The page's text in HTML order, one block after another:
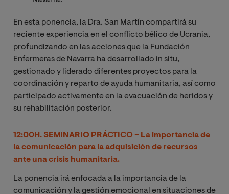
En esta ponencia, la Dra. San Martín compartirá su
reciente experiencia en el conflicto bélico de Ucrania,
profundizando en las acciones que la Fundación
Enfermeras de Navarra ha desarrollado in situ,
gestionado y liderado diferentes proyectos para la
coordinación y reparto de ayuda humanitaria, así como
participado activamente en la evacuación de heridos y
su rehabilitación posterior.
12:00H. SEMINARIO PRÁCTICO – La importancia de
la comunicación para la adquisición de recursos
ante una crisis humanitaria.
La ponencia irá enfocada a la importancia de la
comunicación y la gestión emocional en situaciones de